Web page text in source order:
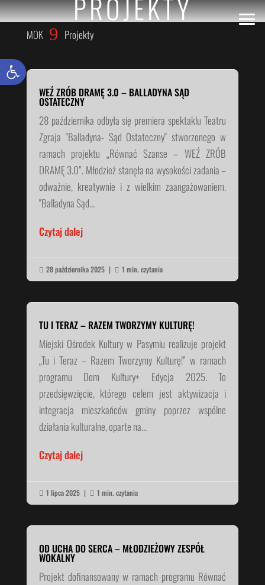
PROJEKTY
MOK 9 Projekty
WEŹ ZRÓB DRAMĘ 3.0 – BALLADYNA SĄD
OSTATECZNY
28 października odbyła się premiera spektaklu Teatru
Zgraja "Balladyna- Sąd Ostateczny" stworzonego w
ramach projektu „Równać Szanse – WEŹ ZRÓB
DRAMĘ 3.0”. Młodzież stanęła na wysokości zadania –
odważnie, kreatywnie i z wielkim zaangażowaniem.
"Balladyna Sąd...
Czytaj dalej
 28 października 2025 |  1 min. czytania
TU I TERAZ – RAZEM TWORZYMY KULTURĘ!
Miejski Ośrodek Kultury w Pasymiu realizuje projekt
„Tu i Teraz – Razem Tworzymy Kulturę!” w ramach
programu Dom Kultury+ Edycja 2025. To
przedsięwzięcie, którego celem jest aktywizacja i
integracja mieszkańców gminy poprzez wspólne
działania kulturalne, oparte na...
Czytaj dalej
 1 lipca 2025 |  1 min. czytania
OD UCHA DO SERCA – MŁODZIEŻOWY ZESPÓŁ
WOKALNY
Projekt dofinansowany w ramach programu Równać
Otwórz pasek narzędzi